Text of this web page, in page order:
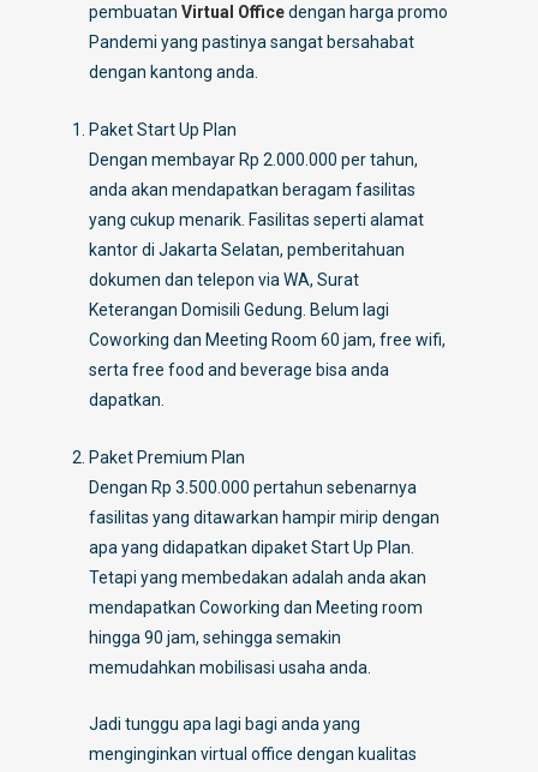
pembuatan Virtual Officedengan harga promo
Pandemi yang pastinya sangat bersahabat
dengan kantong anda.
Paket Start Up Plan
Dengan membayar Rp 2.000.000 per tahun,
anda akan mendapatkan beragam fasilitas
yang cukup menarik. Fasilitas seperti alamat
kantor di Jakarta Selatan, pemberitahuan
dokumen dan telepon via WA, Surat
Keterangan Domisili Gedung. Belum lagi
Coworking dan Meeting Room 60 jam, free wifi,
serta free food and beverage bisa anda
dapatkan.
Paket Premium Plan
Dengan Rp 3.500.000 pertahun sebenarnya
fasilitas yang ditawarkan hampir mirip dengan
apa yang didapatkan dipaket Start Up Plan.
Tetapi yang membedakan adalah anda akan
mendapatkan Coworking dan Meeting room
hingga 90 jam, sehingga semakin
memudahkan mobilisasi usaha anda.
Jadi tunggu apa lagi bagi anda yang
menginginkan virtual office dengan kualitas